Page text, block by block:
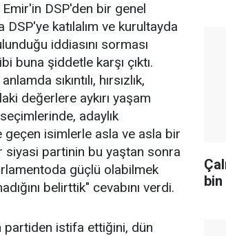
DSP'den bir genel
DSP'ye katılalım ve kurultayda
iddiasını sorması
buna şiddetle karşı çıktı.
sıkıntılı, hırsızlık,
değerlere aykırı yaşam
adaylık
isimlerle asla ve asla bir
siyasi partinin bu yaştan sonra
güçlü olabilmek
belirttik" cevabını verdi.
partiden istifa ettiğini, dün